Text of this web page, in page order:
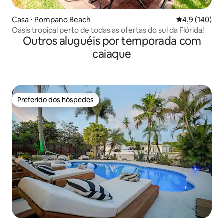
Casa ⋅ Pompano Beach 4,9 de uma
4,9 (140)
Oásis tropical perto de todas as ofertas do sul da Flórida!
Outros aluguéis por temporada com
caiaque
Preferido dos hóspedes
Preferido dos hóspedes